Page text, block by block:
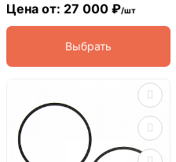
Цена от: 27 000 ₽/шт
Выбрать